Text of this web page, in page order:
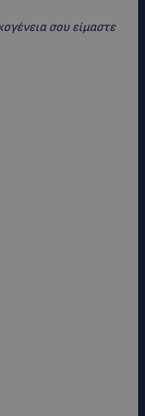
σου είμαστε